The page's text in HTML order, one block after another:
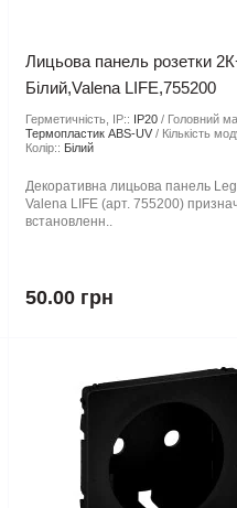
Лицьова панель розетки
Білий,Valena LIFE,755200
Герметичність, IP:: IP20
Головний
Термопластик ABS-UV
Кількість
Колір:: Бiлий
Декоративна лицьова панель
Valena LIFE (арт. 755200)
встановленн..
50.00 грн